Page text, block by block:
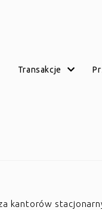
transakcje
kantorów